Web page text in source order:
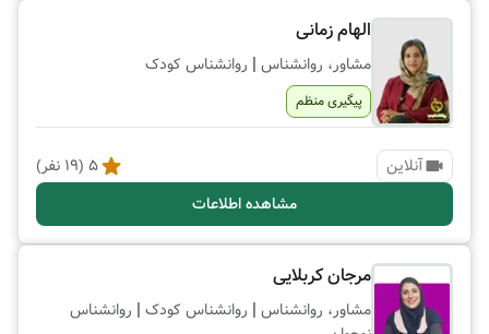
الهام زمانی
مشاور، روانشناس | روانشناس کودک
پیگیری منظم
آنلاین 5
(
19 نفر)
مشاهده اطلاعات
مرجان کربلایی
مشاور، روانشناس | روانشناس کودک | روانشناس